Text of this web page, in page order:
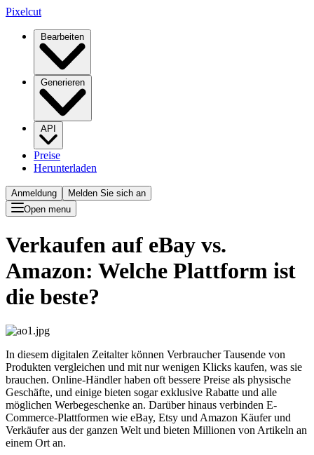
Pixelcut
Bearbeiten
Generieren
API
Preise
Herunterladen
Anmeldung
Melden Sie sich an
Open menu
Verkaufen auf eBay vs.
Amazon: Welche Plattform ist
die beste?
In diesem digitalen Zeitalter können Verbraucher Tausende von
Produkten vergleichen und mit nur wenigen Klicks kaufen, was sie
brauchen. Online-Händler haben oft bessere Preise als physische
Geschäfte, und einige bieten sogar exklusive Rabatte und alle
möglichen Werbegeschenke an. Darüber hinaus verbinden E-
Commerce-Plattformen wie eBay, Etsy und Amazon Käufer und
Verkäufer aus der ganzen Welt und bieten Millionen von Artikeln an
einem Ort an.